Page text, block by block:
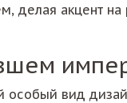
делая акцент
вид